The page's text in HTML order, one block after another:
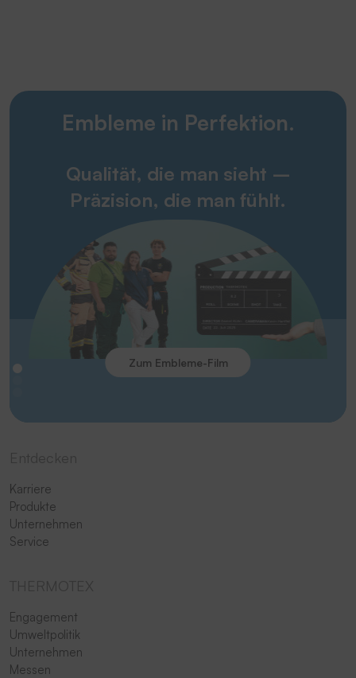
Embleme in Perfektion.
Qualität, die man sieht –
Präzision, die man fühlt.
Zum Embleme-Film
Karriere
Produkte
Unternehmen
Service
Engagement
Umweltpolitik
Unternehmen
Messen